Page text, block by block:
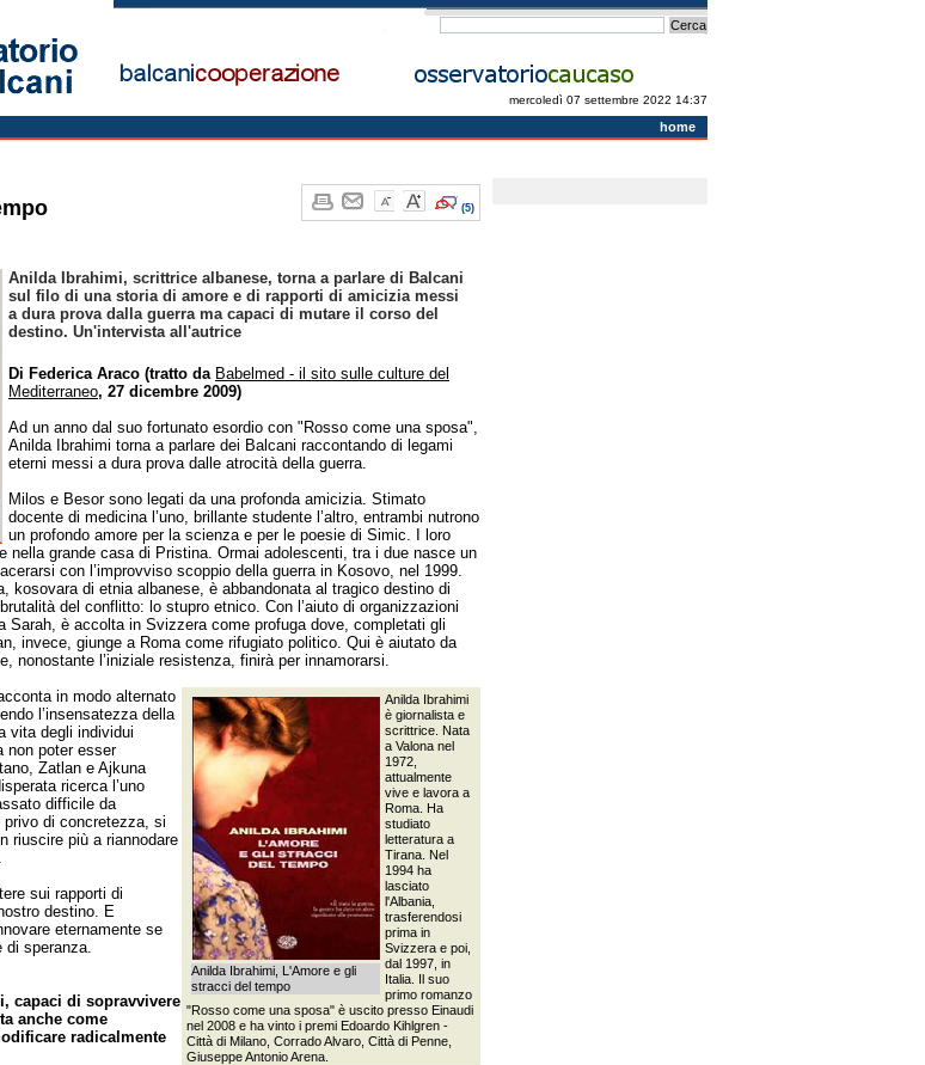
mercoledì 07 settembre 2022 14:37
home
(5)
Anilda Ibrahimi, scrittrice albanese, torna a parlare di Balcani
sul filo di una storia di amore e di rapporti di amicizia messi
a dura prova dalla guerra ma capaci di mutare il corso del
destino. Un'intervista all'autrice
Di Federica Araco (tratto da Babelmed - il sito sulle culture del
Mediterraneo, 27 dicembre 2009)
Ad un anno dal suo fortunato esordio con "Rosso come una sposa",
Anilda Ibrahimi torna a parlare dei Balcani raccontando di legami
eterni messi a dura prova dalle atrocità della guerra.
Milos e Besor sono legati da una profonda amicizia. Stimato
docente di medicina l’uno, brillante studente l’altro, entrambi nutrono
un profondo amore per la scienza e per le poesie di Simic. I loro
nella grande casa di Pristina. Ormai adolescenti, tra i due nasce un
con l’improvviso scoppio della guerra in Kosovo, nel 1999.
kosovara di etnia albanese, è abbandonata al tragico destino di
del conflitto: lo stupro etnico. Con l’aiuto di organizzazioni
Sarah, è accolta in Svizzera come profuga dove, completati gli
invece, giunge a Roma come rifugiato politico. Qui è aiutato da
nonostante l’iniziale resistenza, finirà per innamorarsi.
Anilda Ibrahimi, L'Amore e gli
stracci del tempo
Anilda Ibrahimi
è giornalista e
scrittrice. Nata
a Valona nel
1972,
attualmente
vive e lavora a
Roma. Ha
studiato
letteratura a
Tirana. Nel
1994 ha
lasciato
l'Albania,
trasferendosi
prima in
Svizzera e poi,
dal 1997, in
Italia. Il suo
primo romanzo
"Rosso come una sposa" è uscito presso Einaudi
nel 2008 e ha vinto i premi Edoardo Kihlgren -
Città di Milano, Corrado Alvaro, Città di Penne,
Giuseppe Antonio Arena.
in modo alternato
l’insensatezza della
vita degli individui
non poter esser
Zatlan e Ajkuna
ricerca l’uno
difficile da
di concretezza, si
riuscire più a riannodare
sui rapporti di
destino. E
eternamente se
di speranza.
capaci di sopravvivere
anche come
radicalmente